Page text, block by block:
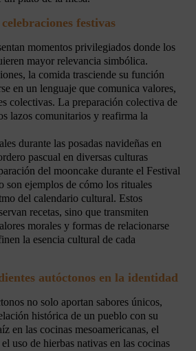
festivas
momentos privilegiados donde los
mayor relevancia simbólica.
la comida trasciende su función
en un lenguaje que comunica valores,
colectivas. La preparación colectiva de
lazos comunitarios y reafirma la
durante las posadas navideñas en
pascual en diversas culturas
del mooncake durante el Festival
ejemplos de cómo los rituales
del calendario cultural. Estos
recetas, sino que transmiten
morales y formas de relacionarse
la esencia cultural de cada
autóctonos en la identidad
no solo aportan sabores únicos,
histórica de un pueblo con su
en las cocinas mesoamericanas, el
uso de hierbas nativas en las cocinas